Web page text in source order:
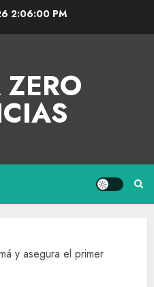
2:06:00 PM
y asegura el primer